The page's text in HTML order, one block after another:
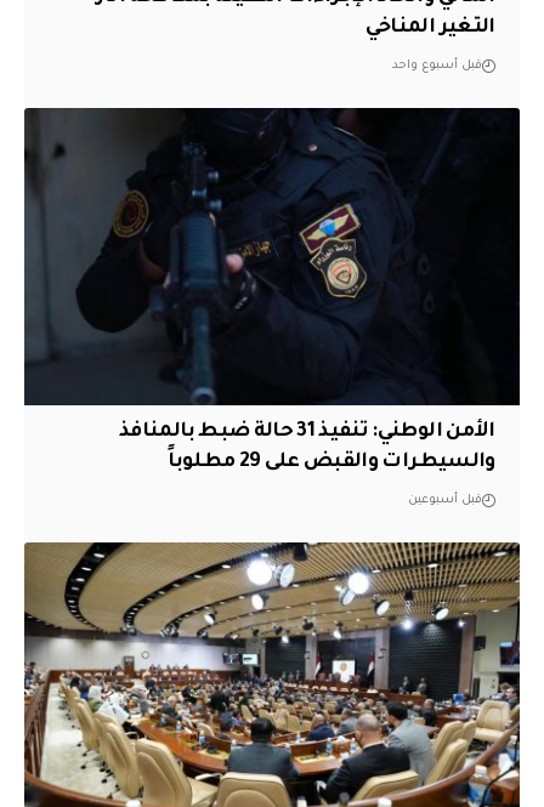
التغير المناخي
قبل أسبوع واحد
الأمن الوطني: تنفيذ 31 حالة ضبط بالمنافذ
والسيطرات والقبض على 29 مطلوباً
قبل أسبوعين